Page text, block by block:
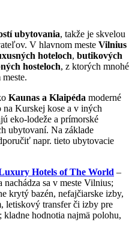
ubytovania, takže je skvelou
V hlavnom meste Vilnius
hoteloch, butikových
hosteloch, z ktorých mnohé
Kaunas a Klaipéda moderné
Kurskej kose a v iných
eko-lodeže a prímorské
ubytovaní. Na základe
napr. tieto ubytovacie
Hotels of The World –
sa v meste Vilnius;
krytý bazén, nefajčiarske izby,
letiskový transfer či izby pre
hodnotia najmä polohu,